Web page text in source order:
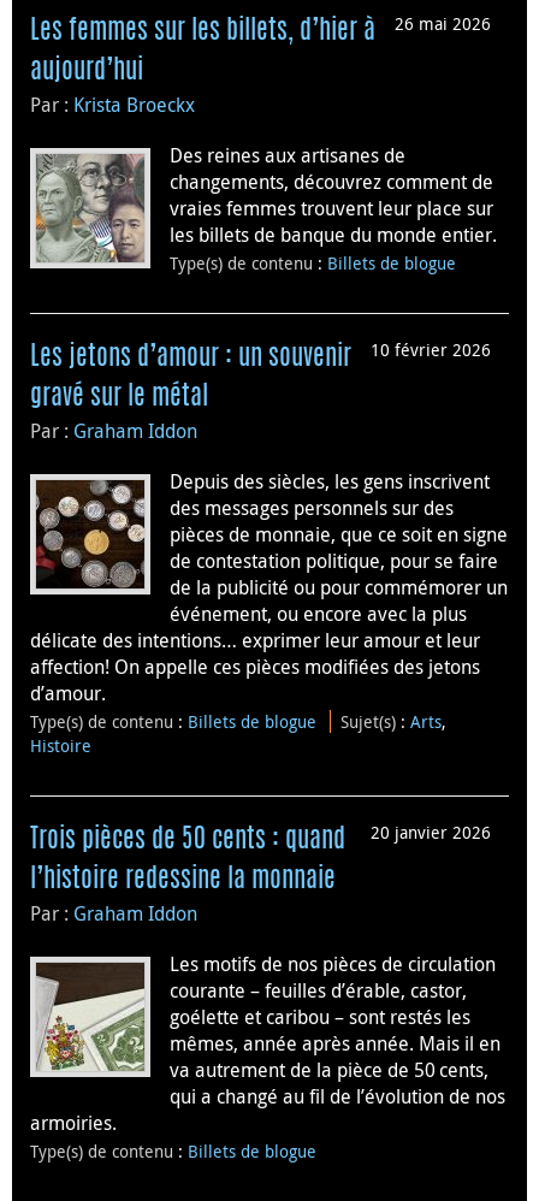
26 mai 2026
Les femmes sur les billets, d’hier à
aujourd’hui
Par : Krista Broeckx
Des reines aux artisanes de
changements, découvrez comment de
vraies femmes trouvent leur place sur
les billets de banque du monde entier.
Type(s) de contenu : Billets de blogue
10 février 2026
Les jetons d’amour : un souvenir
gravé sur le métal
Par : Graham Iddon
Depuis des siècles, les gens inscrivent
des messages personnels sur des
pièces de monnaie, que ce soit en signe
de contestation politique, pour se faire
de la publicité ou pour commémorer un
événement, ou encore avec la plus
délicate des intentions… exprimer leur amour et leur
affection! On appelle ces pièces modifiées des jetons
d’amour.
Type(s) de contenu : Billets de blogue Sujet(s) :Arts,
Histoire
20 janvier 2026
Trois pièces de 50 cents : quand
l’histoire redessine la monnaie
Par : Graham Iddon
Les motifs de nos pièces de circulation
courante – feuilles d’érable, castor,
goélette et caribou – sont restés les
mêmes, année après année. Mais il en
va autrement de la pièce de 50 cents,
qui a changé au fil de l’évolution de nos
armoiries.
Type(s) de contenu : Billets de blogue